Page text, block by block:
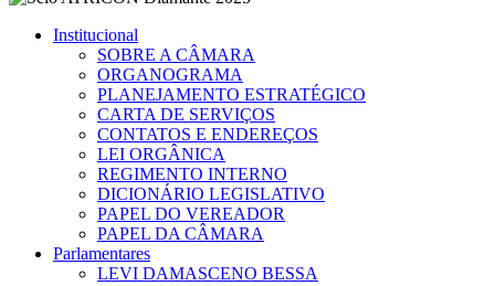
Institucional
SOBRE A CÂMARA
ORGANOGRAMA
PLANEJAMENTO ESTRATÉGICO
CARTA DE SERVIÇOS
CONTATOS E ENDEREÇOS
LEI ORGÂNICA
REGIMENTO INTERNO
DICIONÁRIO LEGISLATIVO
PAPEL DO VEREADOR
PAPEL DA CÂMARA
Parlamentares
LEVI DAMASCENO BESSA